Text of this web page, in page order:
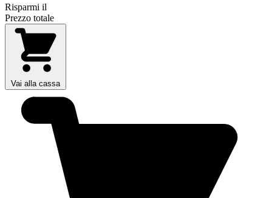
Risparmi il
Prezzo totale
Vai alla cassa